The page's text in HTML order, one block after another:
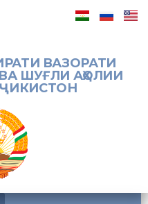
ВАЗОРАТИ
ШУҒЛИ АҲОЛИИ